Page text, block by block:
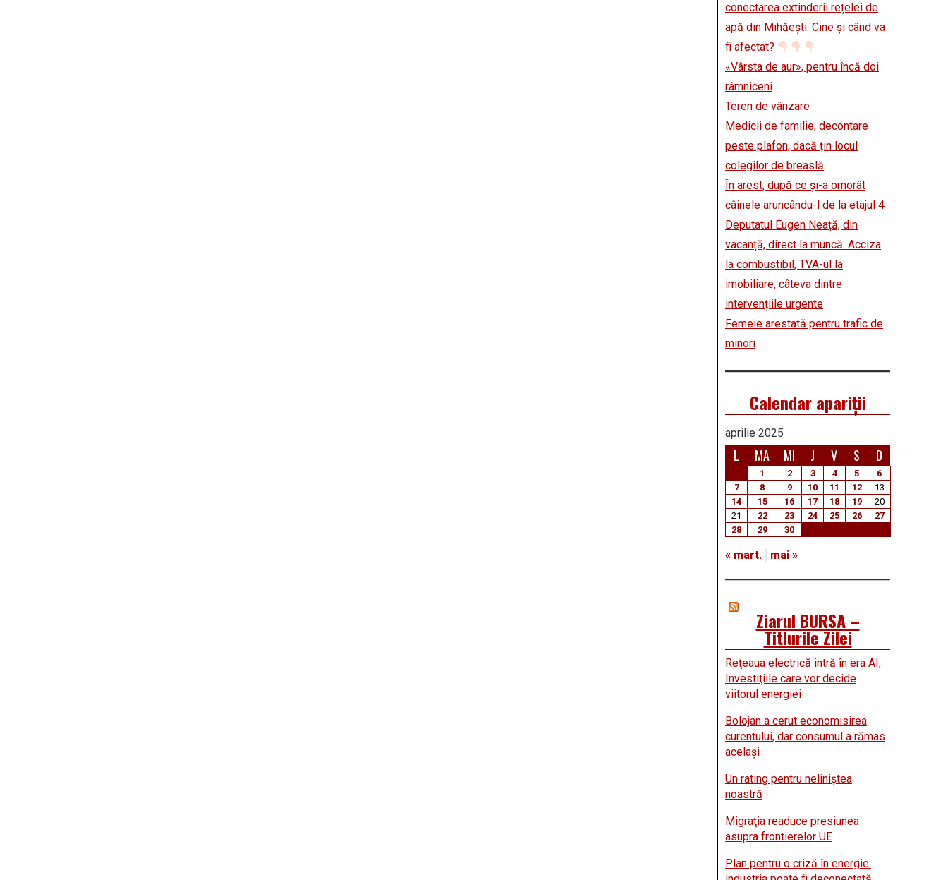
conectarea extinderii rețelei de
apă din Mihăești. Cine și când va
fi afectat?
«Vârsta de aur», pentru încă doi
râmniceni
Teren de vânzare
Medicii de familie, decontare
peste plafon, dacă țin locul
colegilor de breaslă
În arest, după ce și-a omorât
câinele aruncându-l de la etajul 4
Deputatul Eugen Neață, din
vacanță, direct la muncă. Acciza
la combustibil, TVA-ul la
imobiliare, câteva dintre
intervențiile urgente
Femeie arestată pentru trafic de
minori
Calendar apariții
aprilie 2025
L MA MI J V S D
1 2 3 4 5
6
7
8 9 10 11 12
13
14
15 16 17 18 19
20
21
22 23 24 25 26
27
28
29 30
« mart. mai »
Ziarul BURSA –
Titlurile Zilei
Reţeaua electrică intră în era AI;
Investiţiile care vor decide
viitorul energiei
Bolojan a cerut economisirea
curentului, dar consumul a rămas
acelaşi
Un rating pentru neliniştea
noastră
Migraţia readuce presiunea
asupra frontierelor UE
Plan pentru o criză în energie: